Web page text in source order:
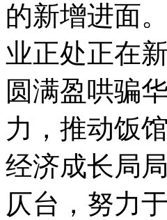
的新增进面
业正处正在
圆满盈哄骗
力，推动饭
经济成长局
仄台，努力